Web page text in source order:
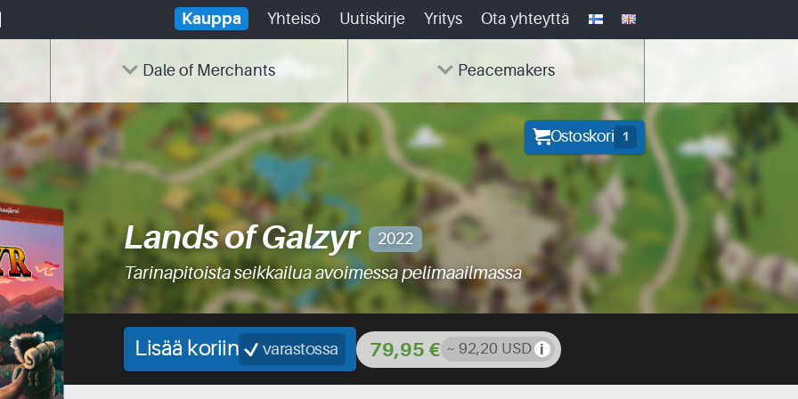
Kauppa Yhteisö Uutiskirje Yritys Ota yhteyttä
Dale of Merchants Peacemakers
Ostoskori 1
Lands of Galzyr 2022
Tarinapitoista seikkailua avoimessa pelimaailmassa
Lisää koriin varastossa 79,95 € ~ 92,20 USD